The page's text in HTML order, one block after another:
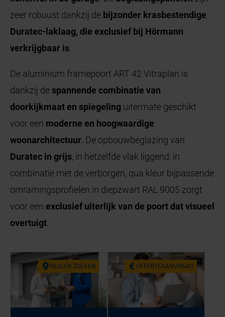
zeer robuust dankzij de bijzonder krasbestendige
Duratec-laklaag, die exclusief bij Hörmann
verkrijgbaar is.
De aluminium framepoort ART 42 Vitraplan is
dankzij de spannende combinatie van
doorkijkmaat en spiegeling uitermate geschikt
voor een moderne en hoogwaardige
woonarchitectuur. De opbouwbeglazing van
Duratec in grijs, in hetzelfde vlak liggend, in
combinatie met de verborgen, qua kleur bijpassende
omramingsprofielen in diepzwart RAL 9005 zorgt
voor een exclusief uiterlijk van de poort dat visueel
overtuigt.
DEA­LER ZOE­KEN OF­FER­TE­AAN­VRAAG